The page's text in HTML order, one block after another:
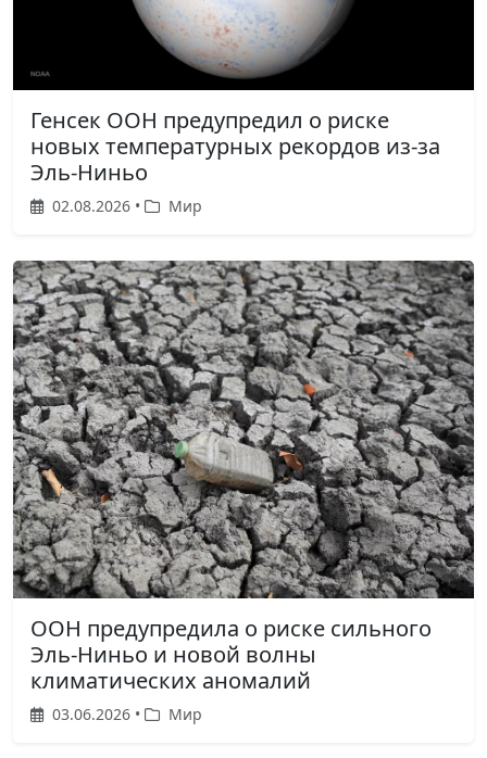
Генсек ООН предупредил о риске
новых температурных рекордов из-за
Эль-Ниньо
02.08.2026 • Мир
ООН предупредила о риске сильного
Эль-Ниньо и новой волны
климатических аномалий
03.06.2026 • Мир